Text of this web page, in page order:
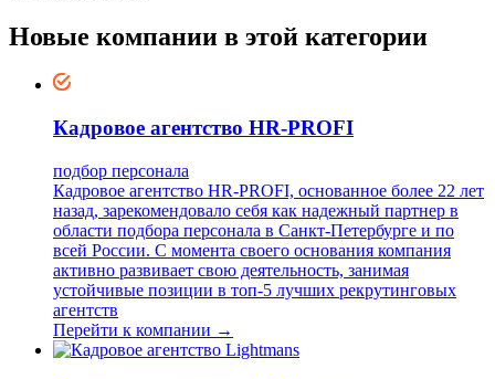
Новые компании в этой категории
Кадровое агентство HR-PROFI
подбор персонала
Кадровое агентство HR-PROFI, основанное более 22 лет
назад, зарекомендовало себя как надежный партнер в
области подбора персонала в Санкт-Петербурге и по
всей России. С момента своего основания компания
активно развивает свою деятельность, занимая
устойчивые позиции в топ-5 лучших рекрутинговых
агентств
Перейти к компании →